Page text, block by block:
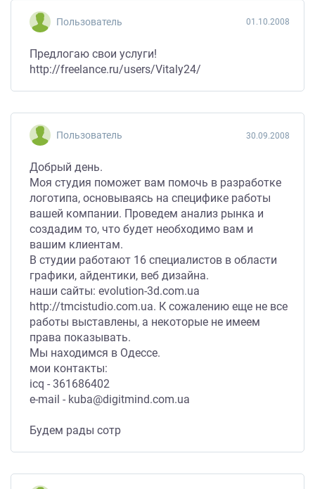
Пользователь 01.10.2008
Предлогаю свои услуги!
http://freelance.ru/users/Vitaly24/
Пользователь 30.09.2008
Добрый день.
Моя студия поможет вам помочь в разработке
логотипа, основываясь на специфике работы
вашей компании. Проведем анализ рынка и
создадим то, что будет необходимо вам и
вашим клиентам.
В студии работают 16 специалистов в области
графики, айдентики, веб дизайна.
наши сайты: evolution-3d.com.ua
http://tmcistudio.com.ua. К сожалению еще не все
работы выставлены, а некоторые не имеем
права показывать.
Мы находимся в Одессе.
мои контакты:
icq - 361686402
e-mail - kuba@digitmind.com.ua
Будем рады сотр